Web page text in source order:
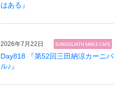
はある』
2026年7月22日
Day818 『第52回三田納涼カーニバ
ル♪』